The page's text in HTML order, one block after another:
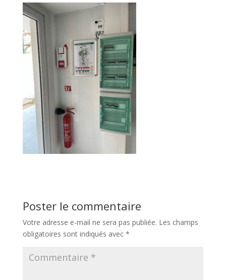
Poster le commentaire
Votre adresse e-mail ne sera pas publiée. Les champs
obligatoires sont indiqués avec *